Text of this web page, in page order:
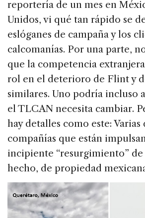
reportería de un mes en
Unidos, vi qué tan rápido se
eslóganes de campaña y los
calcomanías. Por una parte,
que la competencia
rol en el deterioro de Flint y
similares. Uno podría incluso
el TLCAN necesita cambiar.
hay detalles como este: Varias
compañías que están
incipiente “resurgimiento”
hecho, de propiedad